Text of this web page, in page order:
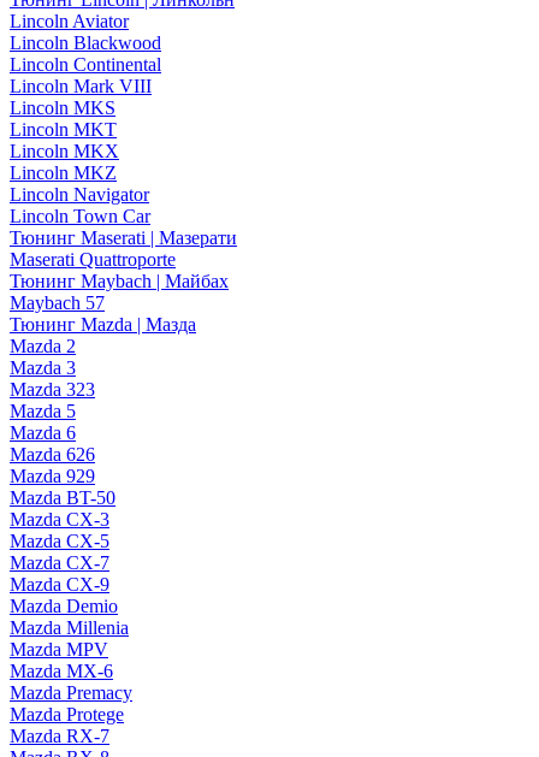
Lincoln Aviator
Lincoln Blackwood
Lincoln Continental
Lincoln Mark VIII
Lincoln MKS
Lincoln MKT
Lincoln MKX
Lincoln MKZ
Lincoln Navigator
Lincoln Town Car
Тюнинг Maserati | Мазерати
Maserati Quattroporte
Тюнинг Maybach | Майбах
Maybach 57
Тюнинг Mazda | Мазда
Mazda 2
Mazda 3
Mazda 323
Mazda 5
Mazda 6
Mazda 626
Mazda 929
Mazda BT-50
Mazda CX-3
Mazda CX-5
Mazda CX-7
Mazda CX-9
Mazda Demio
Mazda Millenia
Mazda MPV
Mazda MX-6
Mazda Premacy
Mazda Protege
Mazda RX-7